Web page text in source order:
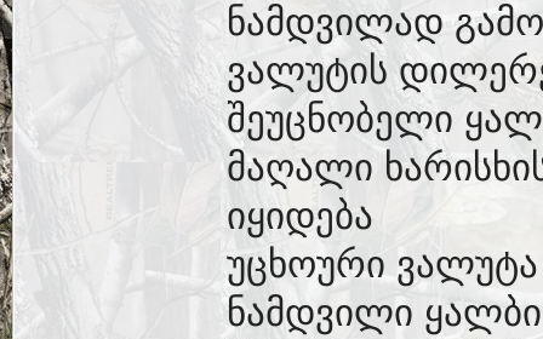
ნამდვილად
ვალუტის
შეუცნობელი
მაღალი
იყიდება
უცხოური ვალუტა
ნამდვილი